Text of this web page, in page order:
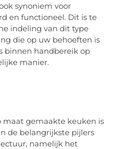
synoniem voor
en functioneel. Dit is te
indeling van dit type
die op uw behoeften is
binnen handbereik op
manier.
maat gemaakte keuken is
de belangrijkste pijlers
namelijk het